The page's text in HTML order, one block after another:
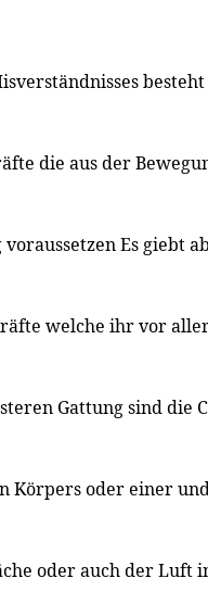
die aus der
voraussetzen Es giebt
welche ihr vor
Gattung sind die
Körpers oder einer
oder auch der Luft